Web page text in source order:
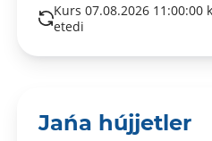
Kurs 07.08.2026 11:00:00
etedi
Jańa hújjetler